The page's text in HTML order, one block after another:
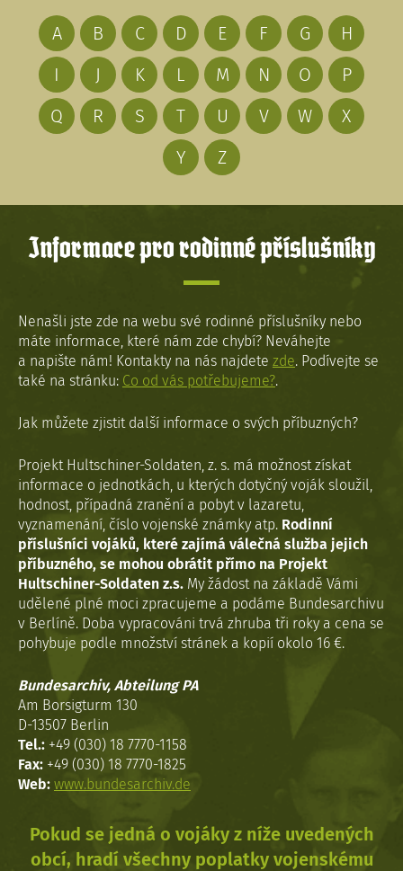
A B C D E F G
H
I
J K L M N O
P
Q
R S T U V W
X
Y
Z
Informace pro rodinné příslušníky
Nenašli jste zde na webu své rodinné příslušníky nebo
máte informace, které nám zde chybí? Neváhejte
a napište nám! Kontakty na nás najdete zde. Podívejte se
také na stránku: Co od vás potřebujeme?.
Jak můžete zjistit další informace o svých příbuzných?
Projekt Hultschiner-Soldaten, z. s. má možnost získat
informace o jednotkách, u kterých dotyčný voják sloužil,
hodnost, případná zranění a pobyt v lazaretu,
vyznamenání, číslo vojenské známky atp. Rodinní
příslušníci vojáků, které zajímá válečná služba jejich
příbuzného, se mohou obrátit přímo na Projekt
Hultschiner-Soldaten z.s. My žádost na základě Vámi
udělené plné moci zpracujeme a podáme Bundesarchivu
v Berlíně. Doba vypracováni trvá zhruba tři roky a cena se
pohybuje podle množství stránek a kopií okolo 16 €.
Bundesarchiv, Abteilung PA
Am Borsigturm 130
D-13507 Berlin
Tel.: +49 (030) 18 7770-1158
Fax: +49 (030) 18 7770-1825
Web: www.bundesarchiv.de
Pokud se jedná o vojáky z níže uvedených
obcí, hradí všechny poplatky vojenskému